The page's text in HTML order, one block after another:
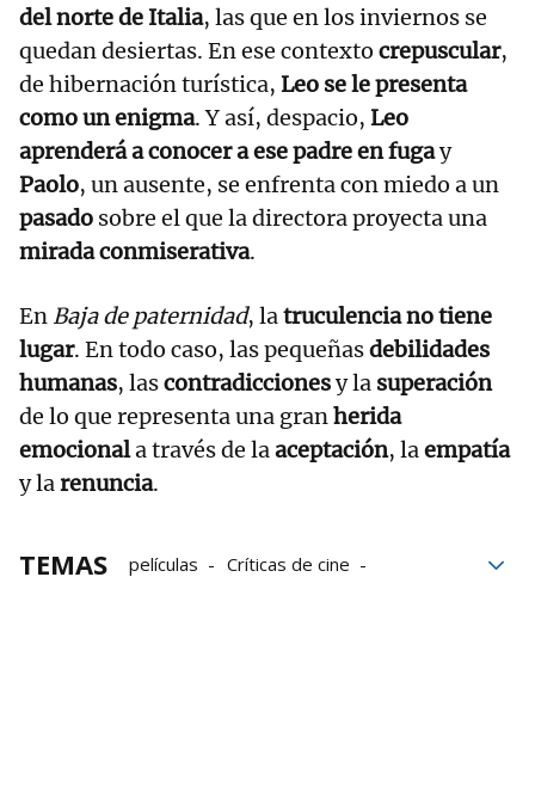
del norte de Italia, las que en los inviernos se
quedan desiertas. En ese contexto crepuscular,
de hibernación turística, Leo se le presenta
como un enigma. Y así, despacio, Leo
aprenderá a conocer a ese padre en fugay
Paolo, un ausente, se enfrenta con miedo a un
pasado sobre el que la directora proyecta una
mirada conmiserativa.
En Baja de paternidad, latruculencia no tiene
lugar. En todo caso, las pequeñasdebilidades
humanas, lascontradiccionesy la superación
de lo que representa una granherida
emocionala través de laaceptación, laempatía
y larenuncia.
TEMAS películas
Críticas de cine